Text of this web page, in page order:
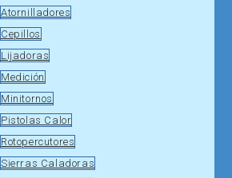
Atornilladores
Cepillos
Lijadoras
Medición
Minitornos
Pistolas Calor
Rotopercutores
Sierras Caladoras